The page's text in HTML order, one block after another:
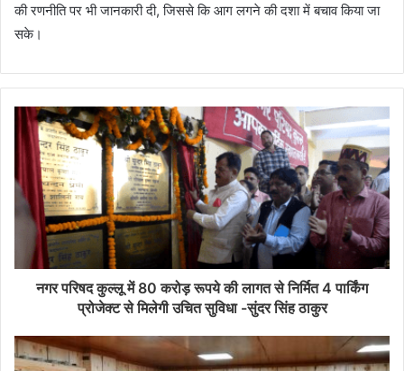
की रणनीति पर भी जानकारी दी, जिससे कि आग लगने की दशा में बचाव किया जा
सके।
नगर परिषद कुल्लू में 80 करोड़ रूपये की लागत से निर्मित 4 पार्किंग
प्रोजेक्ट से मिलेगी उचित सुविधा -सुंदर सिंह ठाकुर